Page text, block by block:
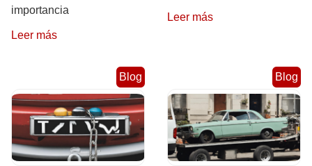
importancia
Leer más
Leer más
Blog Blog